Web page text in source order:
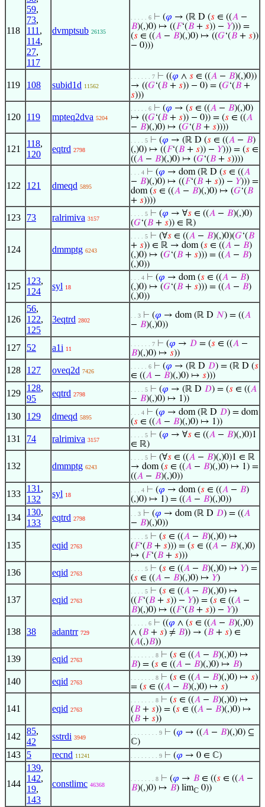
118
59,
73,
111 ,
114,
27,
117
dvmptsub 26135
. . . . . 6 ⊢ (𝜑 → (ℝ D (𝑠 ∈ ((𝐴 −
𝐵)(,)0) ↦ ((𝐹‘(𝐵 + 𝑠)) − 𝑌))) =
(𝑠 ∈ ((𝐴 − 𝐵)(,)0) ↦ ((𝐺‘(𝐵 + 𝑠))
− 0)))
119 108 subid1d 11562
. . . . . . 7 ⊢ ((𝜑 ∧ 𝑠 ∈ ((𝐴 − 𝐵)(,)0))
→ ((𝐺‘(𝐵 + 𝑠)) − 0) = (𝐺‘(𝐵 +
𝑠)))
120 119 mpteq2dva 5204
. . . . . 6 ⊢ (𝜑 → (𝑠 ∈ ((𝐴 − 𝐵)(,)0)
↦ ((𝐺‘(𝐵 + 𝑠)) − 0)) = (𝑠 ∈ ((𝐴
− 𝐵)(,)0) ↦ (𝐺‘(𝐵 + 𝑠))))
121
118,
120
eqtrd 2798
. . . . 5 ⊢ (𝜑 → (ℝ D (𝑠 ∈ ((𝐴 − 𝐵)
(,)0) ↦ ((𝐹‘(𝐵 + 𝑠)) − 𝑌))) = (𝑠 ∈
((𝐴 − 𝐵)(,)0) ↦ (𝐺‘(𝐵 + 𝑠))))
122 121 dmeqd 5895
. . . 4 ⊢ (𝜑 → dom (ℝ D (𝑠 ∈ ((𝐴
− 𝐵)(,)0) ↦ ((𝐹‘(𝐵 + 𝑠)) − 𝑌))) =
dom (𝑠 ∈ ((𝐴 − 𝐵)(,)0) ↦ (𝐺‘(𝐵
+ 𝑠))))
123 73 ralrimiva 3157
. . . . 5 ⊢ (𝜑 → ∀𝑠 ∈ ((𝐴 − 𝐵)(,)0)
(𝐺‘(𝐵 + 𝑠)) ∈ ℝ)
124 dmmptg 6243
. . . . 5 ⊢ (∀𝑠 ∈ ((𝐴 − 𝐵)(,)0)(𝐺‘(𝐵
+ 𝑠)) ∈ ℝ → dom (𝑠 ∈ ((𝐴 − 𝐵)
(,)0) ↦ (𝐺‘(𝐵 + 𝑠))) = ((𝐴 − 𝐵)
(,)0))
125
123,
124
syl 18
. . . 4 ⊢ (𝜑 → dom (𝑠 ∈ ((𝐴 − 𝐵)
(,)0) ↦ (𝐺‘(𝐵 + 𝑠))) = ((𝐴 − 𝐵)
(,)0))
126
56,
122,
125
3eqtrd 2802
. . 3 ⊢ (𝜑 → dom (ℝ D 𝑁) = ((𝐴
− 𝐵)(,)0))
127 52 a1i 11
. . . . . . 7 ⊢ (𝜑 → 𝐷 = (𝑠 ∈ ((𝐴 −
𝐵)(,)0) ↦ 𝑠))
128 127 oveq2d 7426
. . . . . 6 ⊢ (𝜑 → (ℝ D 𝐷) = (ℝ D (𝑠
∈ ((𝐴 − 𝐵)(,)0) ↦ 𝑠)))
129
128,
95
eqtrd 2798
. . . . 5 ⊢ (𝜑 → (ℝ D 𝐷) = (𝑠 ∈ ((𝐴
− 𝐵)(,)0) ↦ 1))
130 129 dmeqd 5895
. . . 4 ⊢ (𝜑 → dom (ℝ D 𝐷) = dom
(𝑠 ∈ ((𝐴 − 𝐵)(,)0) ↦ 1))
131 74 ralrimiva 3157
. . . . 5 ⊢ (𝜑 → ∀𝑠 ∈ ((𝐴 − 𝐵)(,)0)1
∈ ℝ)
132 dmmptg 6243
. . . . 5 ⊢ (∀𝑠 ∈ ((𝐴 − 𝐵)(,)0)1 ∈ ℝ
→ dom (𝑠 ∈ ((𝐴 − 𝐵)(,)0) ↦ 1) =
((𝐴 − 𝐵)(,)0))
133
131 ,
132
syl 18
. . . 4 ⊢ (𝜑 → dom (𝑠 ∈ ((𝐴 − 𝐵)
(,)0) ↦ 1) = ((𝐴 − 𝐵)(,)0))
134
130,
133
eqtrd 2798
. . 3 ⊢ (𝜑 → dom (ℝ D 𝐷) = ((𝐴
− 𝐵)(,)0))
135 eqid 2763
. . . . 5 ⊢ (𝑠 ∈ ((𝐴 − 𝐵)(,)0) ↦
(𝐹‘(𝐵 + 𝑠))) = (𝑠 ∈ ((𝐴 − 𝐵)(,)0)
↦ (𝐹‘(𝐵 + 𝑠)))
136 eqid 2763
. . . . 5 ⊢ (𝑠 ∈ ((𝐴 − 𝐵)(,)0) ↦ 𝑌) =
(𝑠 ∈ ((𝐴 − 𝐵)(,)0) ↦ 𝑌)
137 eqid 2763
. . . . 5 ⊢ (𝑠 ∈ ((𝐴 − 𝐵)(,)0) ↦
((𝐹‘(𝐵 + 𝑠)) − 𝑌)) = (𝑠 ∈ ((𝐴 −
𝐵)(,)0) ↦ ((𝐹‘(𝐵 + 𝑠)) − 𝑌))
138 38 adantrr 729
. . . . . 6 ⊢ ((𝜑 ∧ (𝑠 ∈ ((𝐴 − 𝐵)(,)0)
∧ (𝐵 + 𝑠) ≠ 𝐵)) → (𝐵 + 𝑠) ∈
(𝐴(,)𝐵))
139 eqid 2763
. . . . . . . 8 ⊢ (𝑠 ∈ ((𝐴 − 𝐵)(,)0) ↦
𝐵) = (𝑠 ∈ ((𝐴 − 𝐵)(,)0) ↦ 𝐵)
140 eqid 2763
. . . . . . . 8 ⊢ (𝑠 ∈ ((𝐴 − 𝐵)(,)0) ↦ 𝑠)
= (𝑠 ∈ ((𝐴 − 𝐵)(,)0) ↦ 𝑠)
141 eqid 2763
. . . . . . . 8 ⊢ (𝑠 ∈ ((𝐴 − 𝐵)(,)0) ↦
(𝐵 + 𝑠)) = (𝑠 ∈ ((𝐴 − 𝐵)(,)0) ↦
(𝐵 + 𝑠))
142
85,
42
sstrdi 3949
. . . . . . . . 9 ⊢ (𝜑 → ((𝐴 − 𝐵)(,)0) ⊆
ℂ)
143 5 recnd 11241 . . . . . . . . 9 ⊢ (𝜑 → 0 ∈ ℂ)
144
139,
142,
19,
143
constlimc 46368
. . . . . . . 8 ⊢ (𝜑 → 𝐵 ∈ ((𝑠 ∈ ((𝐴 −
𝐵)(,)0) ↦ 𝐵) limℂ 0))